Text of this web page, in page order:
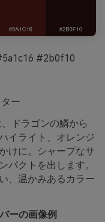
#2b0f10
ー
ドラゴンの鱗から
イライト、オレンジ
けに。シャープなサ
パクトを出します。
、温かみあるカラー
ーの画像例